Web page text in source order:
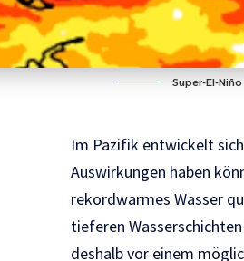
Super-El-
Im Pazifik entwickelt
Auswirkungen haben
rekordwarmes Wasser
tieferen
deshalb vor einem